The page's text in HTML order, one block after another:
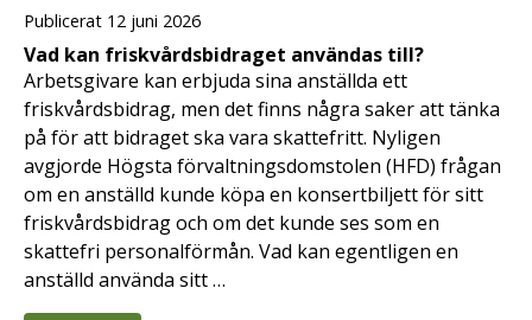
Publicerat 12 juni 2026
Vad kan friskvårdsbidraget användas till?
Arbetsgivare kan erbjuda sina anställda ett
friskvårdsbidrag, men det finns några saker att tänka
på för att bidraget ska vara skattefritt. Nyligen
avgjorde Högsta förvaltningsdomstolen (HFD) frågan
om en anställd kunde köpa en konsertbiljett för sitt
friskvårdsbidrag och om det kunde ses som en
skattefri personalförmån. Vad kan egentligen en
anställd använda sitt …